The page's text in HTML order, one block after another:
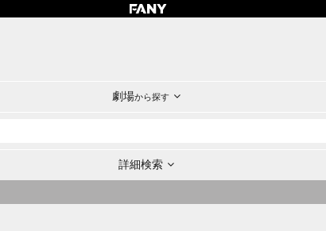
劇場から探す
詳細検索